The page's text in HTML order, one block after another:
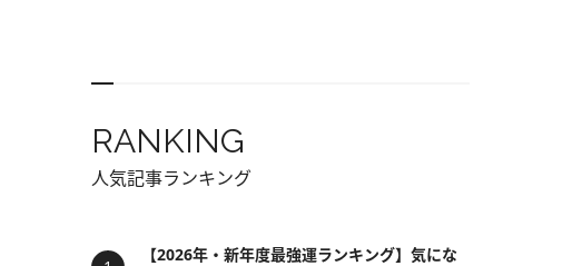
RANKING
人気記事ランキング
【2026年・新年度最強運ランキング】気にな